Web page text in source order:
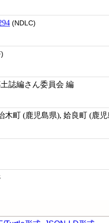
(NDLC)
誌編さん委員会 編
木町 (鹿児島県), 姶良町 (鹿